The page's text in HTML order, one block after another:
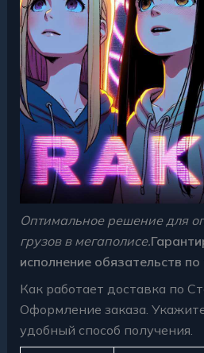
Оптимальное решение для
грузов в мегаполисе.
исполнение обязательств
Как работает доставка по
Оформление заказа.
удобный способ получения.